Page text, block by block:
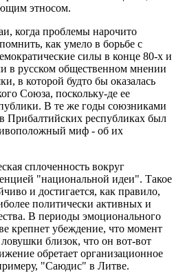
этносом.
когда проблемы нарочито
как умело в борьбе с
силы в конце 80-х и
в русском общественном мнении
в которой будто бы оказалась
Союза, поскольку-де ее
В те же годы союзниками
Прибалтийских республиках был
миф - об их
сплоченность вокруг
"национальной идеи". Такое
и достигается, как правило,
политически активных и
В периоды эмоционального
крепнет убеждение, что момент
близок, что он вот-вот
обретает организационное
"Саюдис" в Литве.